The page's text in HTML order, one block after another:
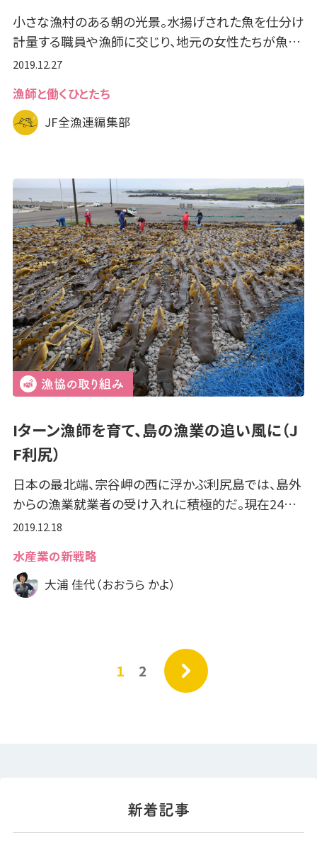
小さな漁村のある朝の光景。水揚げされた魚を仕分け
計量する職員や漁師に交じり、地元の女性たちが魚…
2019.12.27
漁師と働くひとたち
JF全漁連編集部
Iターン漁師を育て、島の漁業の追い風に（J
F利尻）
日本の最北端、宗谷岬の西に浮かぶ利尻島では、島外
からの漁業就業者の受け入れに積極的だ。現在24…
2019.12.18
水産業の新戦略
大浦 佳代（おおうら かよ）
1 2 »